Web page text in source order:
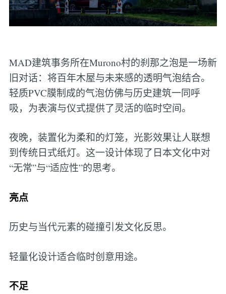
MAD建筑事务所在Murono村的刹那之泡是一场新
旧对话：将百年木屋与未来感的透明气泡结合。
轻质PVC膜制成的气泡仿佛与历史建筑一同呼
吸，为表演与仪式提供了灵活的临时空间。
夜晚，装置化为柔和的灯笼，光影效果让人联想
到传统日式纸灯。这一设计体现了日本文化中对
“无常”与“适应性”的思考。
亮点
历史与当代元素的碰撞引发文化反思。
轻量化设计适合临时创意用途。
不足